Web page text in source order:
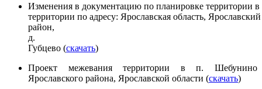
Изменения в документацию по планировке территории в
территории по адресу: Ярославская область, Ярославский
район,
д.
Губцево (скачать)
Проект межевания территории в п. Шебунино
Ярославского района, Ярославской области (скачать)